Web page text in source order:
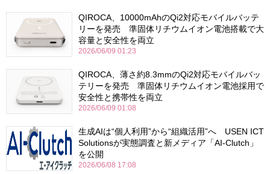
QIROCA、10000mAhのQi2対応モバイルバッテ
リーを発売 準固体リチウムイオン電池搭載で大
容量と安全性を両立
2026/06/09 01:23
QIROCA、薄さ約8.3mmのQi2対応モバイルバッ
テリーを発売 準固体リチウムイオン電池採用で
安全性と携帯性を両立
2026/06/09 01:08
生成AIは“個人利用”から“組織活用”へ USEN ICT
Solutionsが実態調査と新メディア「AI-Clutch」
を公開
2026/06/08 17:08